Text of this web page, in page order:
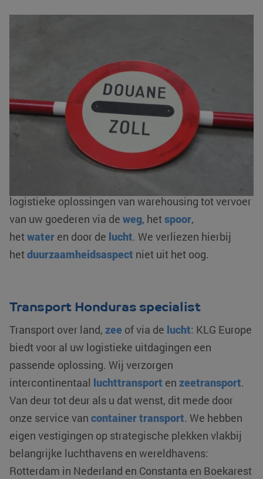
U kunt bij ons terecht voor vrijwel alle type
goederen. Naast het verzorgen van het transport,
regelen we ook het logistieke gedeelte. Zoals onder
andere decomplete douaneafhandeling : in- en
uitklaringen, bonded warehousing en/ of fiscale
vertegenwoordiging. Als AEO-gecertificeerde
logistieke dienstverlener zorgen wij voor een
logistieke oplossingen van warehousing tot vervoer
van uw goederen via de weg, hetspoor,
hetwater en door de lucht. We verliezen hierbij
hetduurzaamheidsaspect niet uit het oog.
Transport Honduras specialist
Transport over land, zee of via de lucht: KLG Europe
biedt voor al uw logistieke uitdagingen een
passende oplossing. Wij verzorgen
intercontinentaal luchttransport en zeetransport.
Van deur tot deur als u dat wenst, dit mede door
onze service van container transport. We hebben
eigen vestigingen op strategische plekken vlakbij
belangrijke luchthavens en wereldhavens:
Rotterdam in Nederland en Constanta en Boekarest